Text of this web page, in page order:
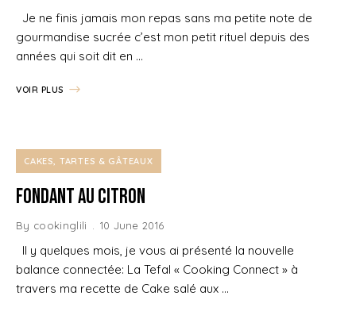
Je ne finis jamais mon repas sans ma petite note de
gourmandise sucrée c’est mon petit rituel depuis des
années qui soit dit en …
VOIR PLUS
CAKES, TARTES & GÂTEAUX
Fondant au Citron
By cookinglili 10 June 2016
Il y quelques mois, je vous ai présenté la nouvelle
balance connectée: La Tefal « Cooking Connect » à
travers ma recette de Cake salé aux …